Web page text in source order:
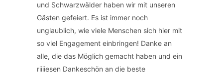
und Schwarzwälder haben wir mit unseren
Gästen gefeiert. Es ist immer noch
unglaublich, wie viele Menschen sich hier mit
so viel Engagement einbringen! Danke an
alle, die das Möglich gemacht haben und ein
riiiiesen Dankeschön an die beste